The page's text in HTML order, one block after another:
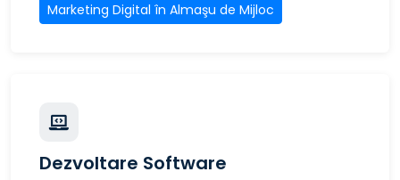
Marketing Digital în Almaşu de Mijloc
Dezvoltare Software